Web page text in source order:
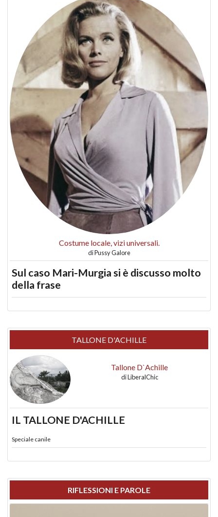
Costume locale, vizi universali.
diPussy Galore
Sul caso Mari-Murgia si è discusso molto
della frase
TALLONE D'ACHILLE
Tallone D`Achille
diLiberalChic
IL TALLONE D'ACHILLE
Speciale canile
RIFLESSIONI E PAROLE